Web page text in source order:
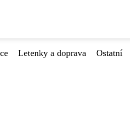
Letenky a doprava
Ostatní